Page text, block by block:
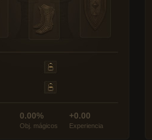
0.00%
Obj. mágicos
+0.00
Experiencia